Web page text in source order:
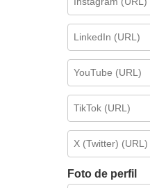
Foto de perfil